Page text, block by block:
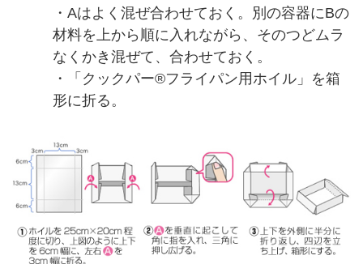
・Aはよく混ぜ合わせておく。別の容器にBの
材料を上から順に入れながら、そのつどムラ
なくかき混ぜて、合わせておく。
・「クックパー®フライパン用ホイル」を箱
形に折る。